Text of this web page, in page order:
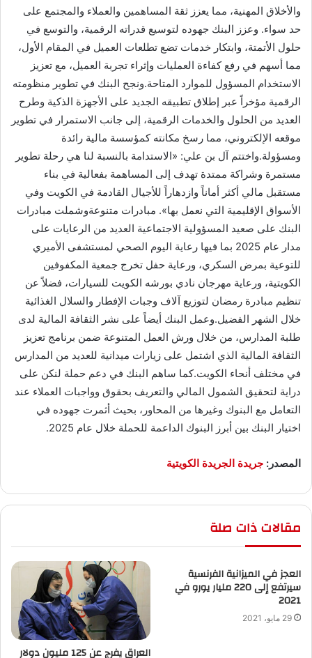
والأخلاق المهنية، مما يعزز ثقة المساهمين والعملاء والمجتمع على
حد سواء. وعزز البنك جهوده لتوسيع قدراته الرقمية، والتوسع في
حلول الأتمتة، وابتكار خدمات تضع تطلعات العميل في المقام الأول،
مما أسهم في رفع كفاءة العمليات وإثراء تجربة العميل، مع تعزيز
الاستخدام المسؤول للموارد المتاحة.ونجح البنك في تطوير منظومته
الرقمية مؤخراً عبر إطلاق تطبيقه الجديد على الأجهزة الذكية وطرح
العديد من الحلول والخدمات الرقمية، إلى جانب الاستمرار في تطوير
موقعه الإلكتروني، مما رسخ مكانته كمؤسسة مالية رائدة
ومسؤولة.واختتم آل بن علي: «الاستدامة بالنسبة لنا هي رحلة تطوير
مستمرة وشراكة ممتدة تهدف إلى المساهمة بفعالية في بناء
مستقبل مالي أكثر أماناً وازدهاراً للأجيال القادمة في الكويت وفي
الأسواق الإقليمية التي نعمل بها». مبادرات متنوعةوشملت مبادرات
البنك على صعيد المسؤولية الاجتماعية العديد من الرعايات على
مدار عام 2025 بما فيها رعاية اليوم الصحي لمستشفى الأميري
للتوعية بمرض السكري، ورعاية حفل تخرج جمعية المكفوفين
الكويتية، ورعاية مهرجان نادي بورشه الكويت للسيارات، فضلاً عن
تنظيم مبادرة رمضان لتوزيع آلاف وجبات الإفطار والسلال الغذائية
خلال الشهر الفضيل.وعمل البنك أيضاً على نشر الثقافة المالية لدى
طلبة المدارس، من خلال ورش العمل المتنوعة ضمن برنامج تعزيز
الثقافة المالية الذي اشتمل على زيارات ميدانية للعديد من المدارس
في مختلف أنحاء الكويت.كما ساهم البنك في دعم حملة لنكن على
دراية لتحقيق الشمول المالي والتعريف بحقوق وواجبات العملاء عند
التعامل مع البنوك وغيرها من المحاور، بحيث أثمرت جهوده في
اختيار البنك بين أبرز البنوك الداعمة للحملة خلال عام 2025.
المصدر: جريدة الجريدة الكويتية
مقالات ذات صلة
العجز في الميزانية الفرنسية
سيرتفع إلى 220 مليار يورو في
2021
29 مايو، 2021
العراق يفرج عن 125 مليون دولار